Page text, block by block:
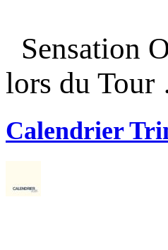
Sensation
lors du
Calendrier